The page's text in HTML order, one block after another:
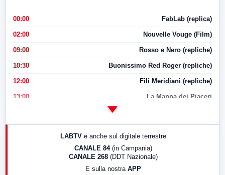
00:00 FabLab (replica)
02:00 Nouvelle Vouge (Film)
09:00 Rosso e Nero (repliche)
10:30 Buonissimo Red Roger (repliche)
12:00 Fili Meridiani (repliche)
13:00 La Mappa dei Piaceri
LABTV e anche sul digitale terrestre
CANALE 84 (in Campania)
CANALE 268 (DDT Nazionale)
E sulla nostra APP